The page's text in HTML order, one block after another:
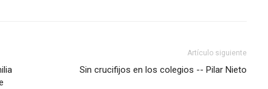
Artículo siguiente
Sin crucifijos en los colegios -- Pilar Nieto